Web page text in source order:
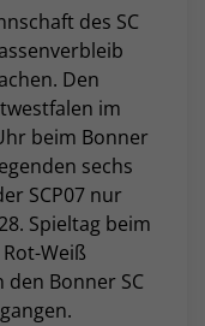
des SC
Den
im
beim Bonner
sechs
SCP07 nur
Spieltag beim
Weiß
den Bonner SC